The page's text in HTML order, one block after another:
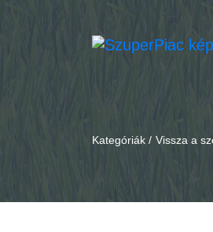
Kategóriák / Vissza a